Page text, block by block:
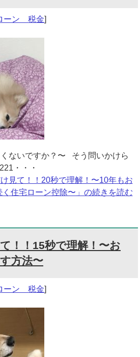
ーン 税金]
ないですか？〜 そう問いかけら
・・・
け見て！！20秒で理解！〜10年もお
く住宅ローン控除〜」の続きを読む
！！15秒で理解！〜お
方法〜
ーン 税金]